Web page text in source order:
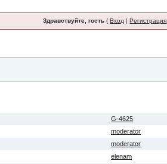
Здравствуйте, гость (Вход |Регистрация
G-4625
moderator
moderator
elenam